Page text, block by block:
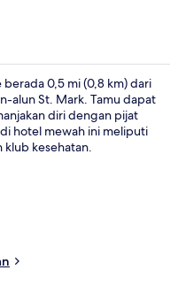
0,5 mi (0,8 km) dari
alun St. Mark. Tamu dapat
diri dengan pijat
hotel mewah ini meliputi
kesehatan.